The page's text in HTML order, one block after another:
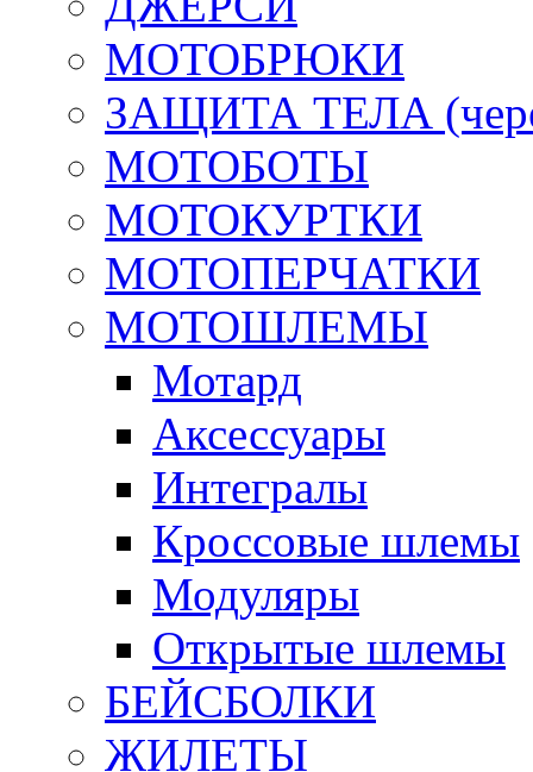
МОТОБРЮКИ
ЗАЩИТА ТЕЛА
МОТОБОТЫ
МОТОКУРТКИ
МОТОПЕРЧАТКИ
МОТОШЛЕМЫ
Мотард
Аксессуары
Интегралы
Кроссовые шлемы
Модуляры
Открытые шлемы
БЕЙСБОЛКИ
ЖИЛЕТЫ